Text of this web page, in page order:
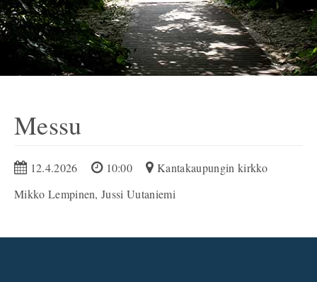
Messu
12.4.2026 10:00
Kantakaupungin kirkko
Mikko Lempinen, Jussi Uutaniemi